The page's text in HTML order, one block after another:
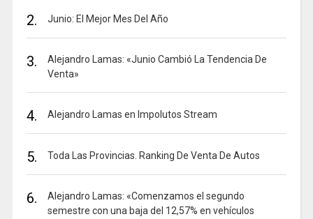
2. Junio: El Mejor Mes Del Año
3.
Alejandro Lamas: «Junio Cambió La Tendencia De
Venta»
4. Alejandro Lamas en Impolutos Stream
5. Toda Las Provincias. Ranking De Venta De Autos
6.
Alejandro Lamas: «Comenzamos el segundo
semestre con una baja del 12,57% en vehículos